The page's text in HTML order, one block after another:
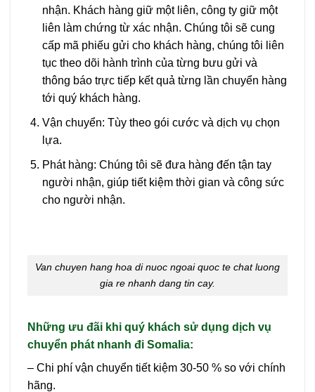
nhận. Khách hàng giữ một liên, công ty giữ một
liên làm chứng từ xác nhận. Chúng tôi sẽ cung
cấp mã phiếu gửi cho khách hàng, chúng tôi liên
tục theo dõi hành trình của từng bưu gửi và
thông báo trực tiếp kết quả từng lần chuyển hàng
tới quý khách hàng.
Vận chuyển: Tùy theo gói cước và dịch vụ chọn
lựa.
Phát hàng: Chúng tôi sẽ đưa hàng đến tận tay
người nhận, giúp tiết kiệm thời gian và công sức
cho người nhận.
Van chuyen hang hoa di nuoc ngoai quoc te chat luong
gia re nhanh dang tin cay.
Những ưu đãi khi quý khách sử dụng dịch vụ
chuyển phát nhanh đi Somalia:
– Chi phí vận chuyển tiết kiệm 30-50 % so với chính
hãng.